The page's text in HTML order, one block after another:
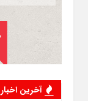
آخرین اخبار